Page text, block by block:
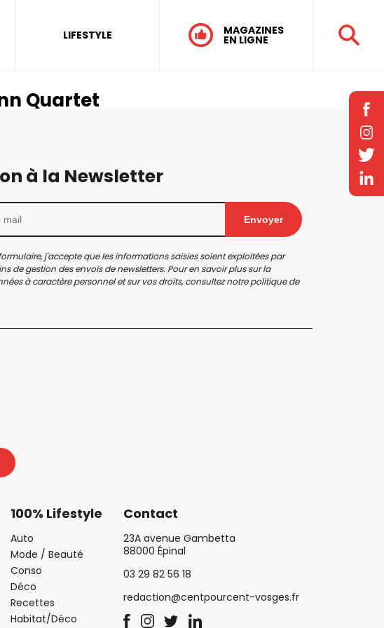
LIFESTYLE MAGAZINES
EN LIGNE
Quartet
à la Newsletter
Envoyer
j'accepte que les informations saisies soient exploitées par
de gestion des envois de newsletters. Pour en savoir plus sur la
à caractère personnel et sur vos droits, consultez notrepolitique de
100% Lifestyle
Auto
Mode / Beauté
Conso
Déco
Recettes
Habitat/Déco
Contact
23A avenue Gambetta
88000 Épinal
03 29 82 56 18
redaction@centpourcent-vosges.fr